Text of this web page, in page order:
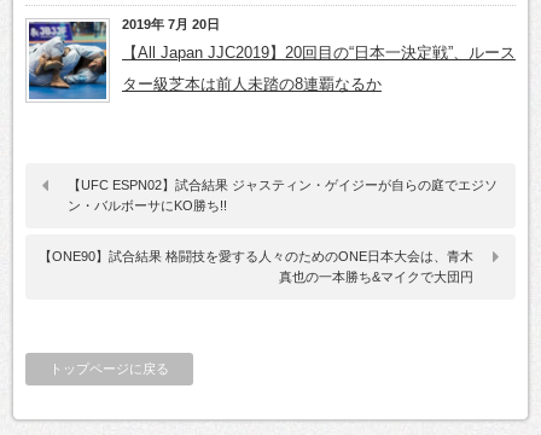
2019年 7月 20日
【All Japan JJC2019】20回目の“日本一決定戦”、ルース
ター級芝本は前人未踏の8連覇なるか
【UFC ESPN02】試合結果 ジャスティン・ゲイジーが自らの庭でエジソ
ン・バルボーサにKO勝ち!!
【ONE90】試合結果 格闘技を愛する人々のためのONE日本大会は、青木
真也の一本勝ち&マイクで大団円
トップページに戻る